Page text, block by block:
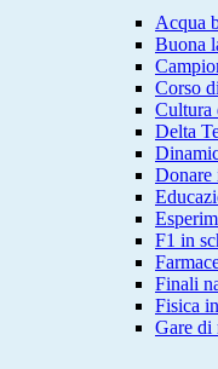
Acqua
Buona
Corso
Cultura
Delta
Donare
F1 in
Finali
Fisica
Gare di